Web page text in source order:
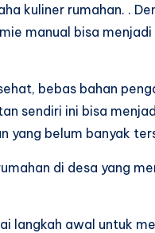
kuliner rumahan. .
manual bisa
bebas bahan
sendiri ini bisa
yang belum banyak
di desa yang
langkah awal untuk